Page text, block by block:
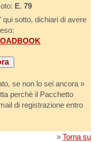
E. 79
sotto, dichiari di avere
se non lo sei ancora »
perchè il Pacchetto
di registrazione entro
»Torna su